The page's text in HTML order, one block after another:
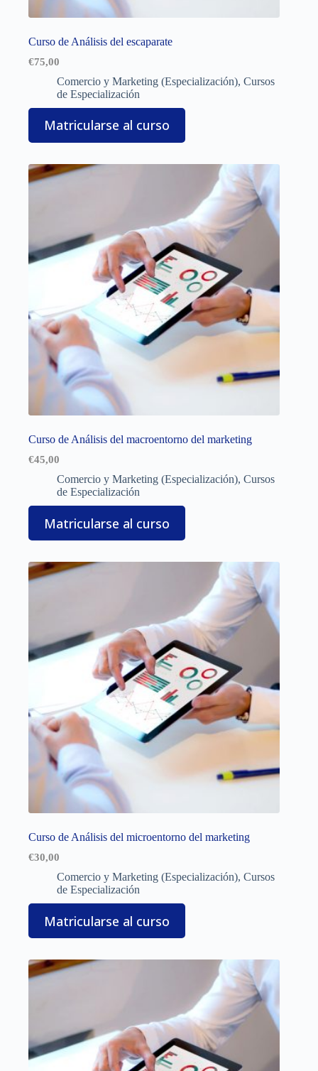
Curso de Análisis del escaparate
€75,00
Comercio y Marketing (Especialización), Cursos
de Especialización
Matricularse al curso
Curso de Análisis del macroentorno del marketing
€45,00
Comercio y Marketing (Especialización), Cursos
de Especialización
Matricularse al curso
Curso de Análisis del microentorno del marketing
€30,00
Comercio y Marketing (Especialización), Cursos
de Especialización
Matricularse al curso